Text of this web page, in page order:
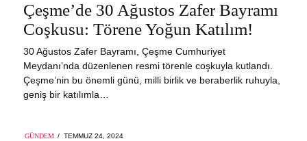
30,
2024
Çeşme’de 30 Ağustos Zafer Bayramı
Coşkusu: Törene Yoğun Katılım!
30 Ağustos Zafer Bayramı, Çeşme Cumhuriyet
Meydanı’nda düzenlenen resmi törenle coşkuyla kutlandı.
Çeşme’nin bu önemli günü, milli birlik ve beraberlik ruhuyla,
geniş bir katılımla…
GÜNDEM
POSTED
TEMMUZ 24, 2024